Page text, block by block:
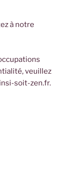
à notre
veuillez
soit-zen.fr.